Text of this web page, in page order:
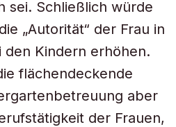
sei. Schließlich würde
„Autorität“ der Frau in
den Kindern erhöhen.
flächendeckende
aber
der Frauen,